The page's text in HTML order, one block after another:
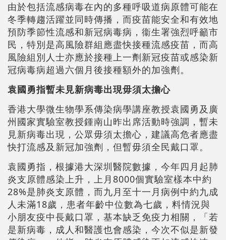
由於包括流感病毒在內的多種呼吸道病原體可能在
冬季轉趨活躍並同時傳播，而疫苗能安全和有效地
預防季節性流感和新冠病毒病，衞生署強烈呼籲市
民，特別是高風險群組應盡快接種流感疫苗，而高
風險組別人士亦應於接種上一劑新冠疫苗或感染新
冠病毒病超過六個月後接種額外的加強劑。
袁國勇指暫未見新病毒出現毋須太擔心
香港大學微生物學系傳染病學講座教授袁國勇及廣
州國家實驗室教授鍾南山昨出席活動時強調，暫未
見新病毒出現，公眾毋須太擔心，建議高危者應盡
快打流感及新冠加強劑，但暫毋須全民戴口罩。
袁國勇指，根據港大深圳醫院數據，今年四月起肺
炎支原體感染上升，上月8000個實驗室樣本中約
28%是肺炎支原體，而九月至十一月病例中約九成
人未滿18歲，患者年齡中位數為七歲，料情況與
小朋友疫中長戴口罩，基本缺乏免疫力相關，「若
是新病毒，成人和醫護也會感染，今次不似是新發